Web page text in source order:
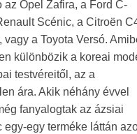
az Opel Zafira, a Ford C-
Scénic, a Citroën
vagy a Toyota Versó.
különbözik a koreai
testvéreitől, az a
ára. Akik néhány évvel
fanyalogtak az ázsiai
egy-egy terméke láttán